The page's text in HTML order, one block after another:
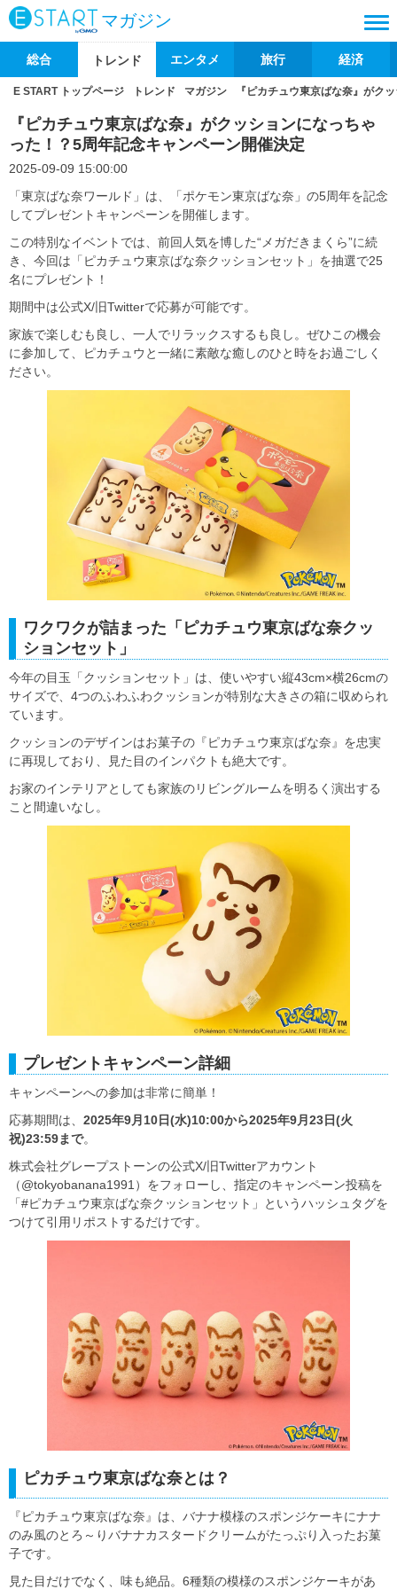
マガジン
総合 トレンド エンタメ 旅行 経済
E START トップページ トレンド マガジン 『ピカチュウ東京ばな奈』がク
『ピカチュウ東京ばな奈』がクッションになっちゃ
った！？5周年記念キャンペーン開催決定
2025-09-09 15:00:00
「東京ばな奈ワールド」は、「ポケモン東京ばな奈」の5周年を記念
してプレゼントキャンペーンを開催します。
この特別なイベントでは、前回人気を博した“メガだきまくら”に続
き、今回は「ピカチュウ東京ばな奈クッションセット」を抽選で25
名にプレゼント！
期間中は公式X/旧Twitterで応募が可能です。
家族で楽しむも良し、一人でリラックスするも良し。ぜひこの機会
に参加して、ピカチュウと一緒に素敵な癒しのひと時をお過ごしく
ださい。
ワクワクが詰まった「ピカチュウ東京ばな奈クッ
ションセット」
今年の目玉「クッションセット」は、使いやすい縦43cm×横26cmの
サイズで、4つのふわふわクッションが特別な大きさの箱に収められ
ています。
クッションのデザインはお菓子の『ピカチュウ東京ばな奈』を忠実
に再現しており、見た目のインパクトも絶大です。
お家のインテリアとしても家族のリビングルームを明るく演出する
こと間違いなし。
プレゼントキャンペーン詳細
キャンペーンへの参加は非常に簡単！
応募期間は、 2025年9月10日(水)10:00から2025年9月23日(火
祝)23:59まで。
株式会社グレープストーンの公式X/旧Twitterアカウント
（@tokyobanana1991）をフォローし、指定のキャンペーン投稿を
「#ピカチュウ東京ばな奈クッションセット」というハッシュタグを
つけて引用リポストするだけです。
ピカチュウ東京ばな奈とは？
『ピカチュウ東京ばな奈』は、バナナ模様のスポンジケーキにナナ
のみ風のとろ～りバナナカスタードクリームがたっぷり入ったお菓
子です。
見た目だけでなく、味も絶品。6種類の模様のスポンジケーキがあ